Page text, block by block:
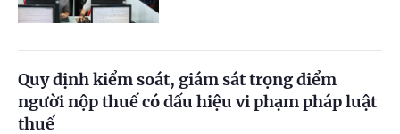
Quy định kiểm soát, giám sát trọng điểm
người nộp thuế có dấu hiệu vi phạm pháp luật
thuế